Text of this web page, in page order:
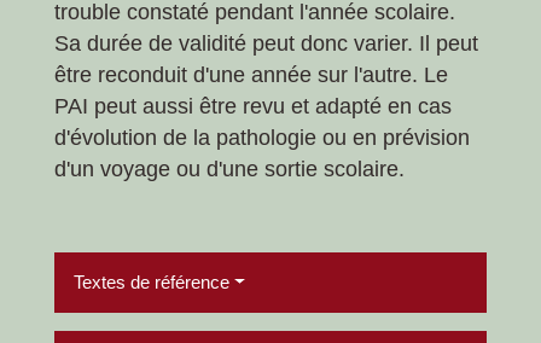
trouble constaté pendant l'année scolaire.
Sa durée de validité peut donc varier. Il peut
être reconduit d'une année sur l'autre. Le
PAI peut aussi être revu et adapté en cas
d'évolution de la pathologie ou en prévision
d'un voyage ou d'une sortie scolaire.
Textes de référence